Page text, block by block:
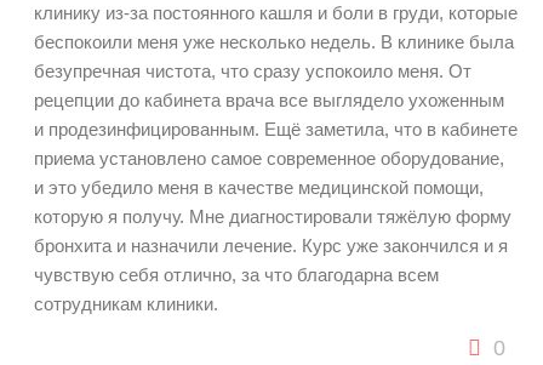
клинику из-за постоянного кашля и боли в груди, которые
беспокоили меня уже несколько недель. В клинике была
безупречная чистота, что сразу успокоило меня. От
рецепции до кабинета врача все выглядело ухоженным
и продезинфицированным. Ещё заметила, что в кабинете
приема установлено самое современное оборудование,
и это убедило меня в качестве медицинской помощи,
которую я получу. Мне диагностировали тяжёлую форму
бронхита и назначили лечение. Курс уже закончился и я
чувствую себя отлично, за что благодарна всем
сотрудникам клиники.
0